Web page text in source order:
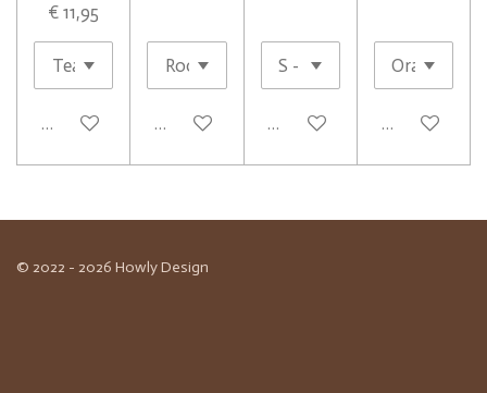
€ 11,95
In winkelwagenIn winkelwagenIn winkelwagenIn
© 2022 - 2026 Howly Design